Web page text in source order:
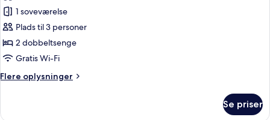
af
Familieværelse
1 soveværelse
Plads til 3 personer
2 dobbeltsenge
Gratis Wi-Fi
Flere oplysninger
Flere
Se priser